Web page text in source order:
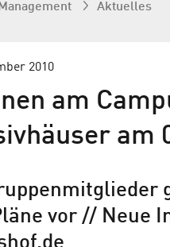
Aktuelles
2010
am
am
vor // Neue